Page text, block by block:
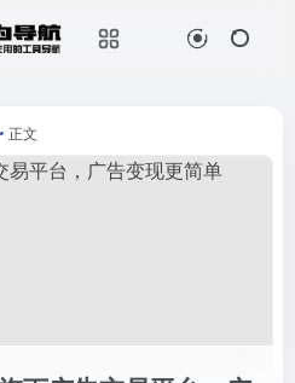
• 正文
数
营